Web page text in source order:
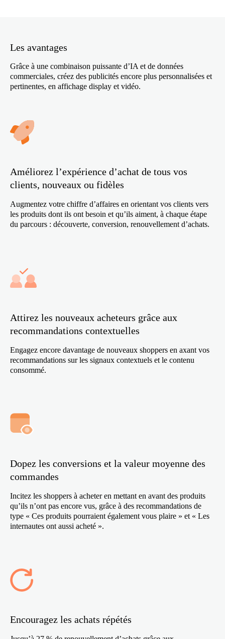
Les avantages
Grâce à une combinaison puissante d’IA et de données
commerciales, créez des publicités encore plus personnalisées et
pertinentes, en affichage display et vidéo.
Améliorez l’expérience d’achat de tous vos
clients, nouveaux ou fidèles
Augmentez votre chiffre d’affaires en orientant vos clients vers
les produits dont ils ont besoin et qu’ils aiment, à chaque étape
du parcours : découverte, conversion, renouvellement d’achats.
Attirez les nouveaux acheteurs grâce aux
recommandations contextuelles
Engagez encore davantage de nouveaux shoppers en axant vos
recommandations sur les signaux contextuels et le contenu
consommé.
Dopez les conversions et la valeur moyenne des
commandes
Incitez les shoppers à acheter en mettant en avant des produits
qu’ils n’ont pas encore vus, grâce à des recommandations de
type « Ces produits pourraient également vous plaire » et « Les
internautes ont aussi acheté ».
Encouragez les achats répétés